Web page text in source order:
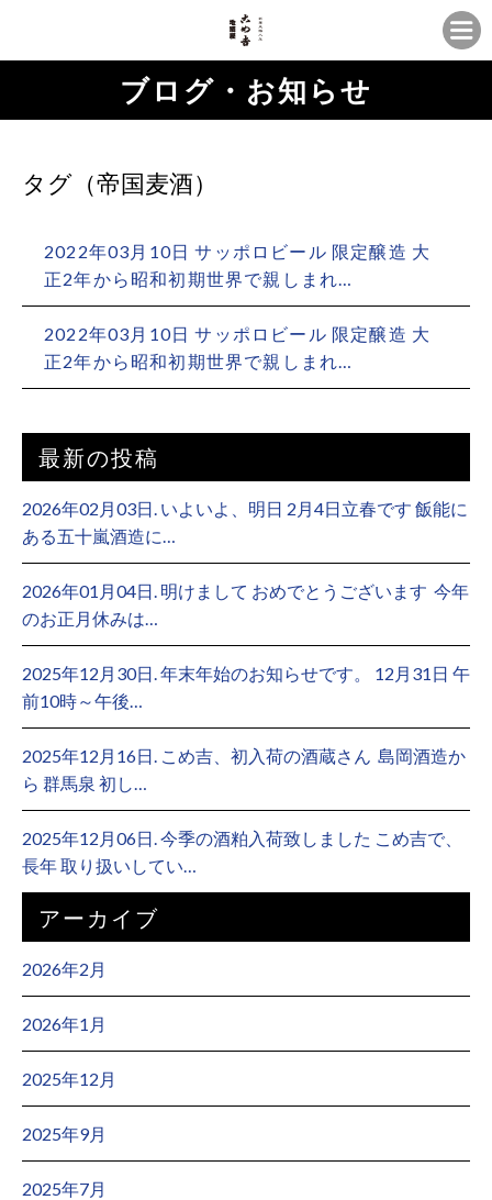
ブログ・お知らせ
タグ（帝国麦酒）
2022年03月10日 サッポロビール 限定醸造 大
正2年から昭和初期世界で親しまれ…
2022年03月10日 サッポロビール 限定醸造 大
正2年から昭和初期世界で親しまれ…
最新の投稿
2026年02月03日. いよいよ、明日 2月4日立春です 飯能に
ある五十嵐酒造に…
2026年01月04日. 明けまして おめでとうございます ⁡ 今年
のお正月休みは…
2025年12月30日. 年末年始のお知らせです。 12月31日 午
前10時～午後…
2025年12月16日. こめ吉、初入荷の酒蔵さん ⁡ 島岡酒造か
ら 群馬泉 初し…
2025年12月06日. 今季の酒粕入荷致しました こめ吉で、
長年 取り扱いしてい…
アーカイブ
2026年2月
2026年1月
2025年12月
2025年9月
2025年7月